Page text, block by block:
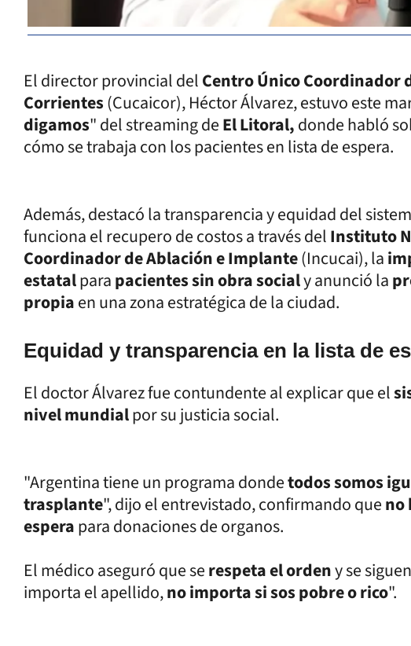
El director provincial delCentro Único Coordinador
Corrientes(Cucaicor), Héctor Álvarez, estuvo este
digamos" del streaming deEl Litoral,donde habló
cómo se trabaja con los pacientes en lista de espera.
Además, destacó la transparencia y equidad del
funciona el recupero de costos a través delInstituto
Coordinador de Ablación e Implante(Incucai), la
estatalparapacientes sin obra socialy anunció la
propiaen una zona estratégica de la ciudad.
Equidad y transparencia en la lista de
El doctor Álvarez fue contundente al explicar que el
nivel mundialpor su justicia social.
"Argentina tiene un programa dondetodos somos
trasplante", dijo el entrevistado, confirmando queno
esperapara donaciones de organos.
El médico aseguró que serespeta el ordeny se siguen
importa el apellido,no importa si sos pobre o rico".